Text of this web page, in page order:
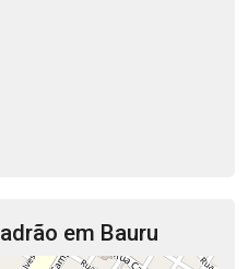
em Bauru